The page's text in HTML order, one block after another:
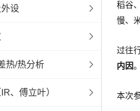
设
热/热分析
、傅立叶）
稻谷
慢、
过往
内因
本次